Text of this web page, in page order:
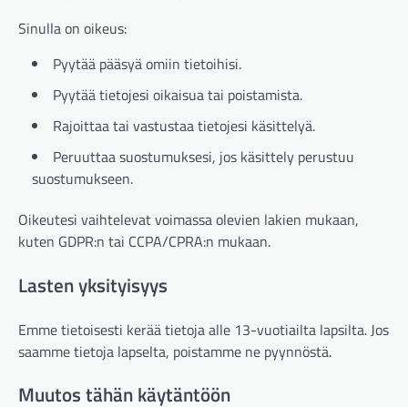
Sinulla on oikeus:
Pyytää pääsyä omiin tietoihisi.
Pyytää tietojesi oikaisua tai poistamista.
Rajoittaa tai vastustaa tietojesi käsittelyä.
Peruuttaa suostumuksesi, jos käsittely perustuu
suostumukseen.
Oikeutesi vaihtelevat voimassa olevien lakien mukaan,
kuten GDPR:n tai CCPA/CPRA:n mukaan.
Lasten yksityisyys
Emme tietoisesti kerää tietoja alle 13-vuotiailta lapsilta. Jos
saamme tietoja lapselta, poistamme ne pyynnöstä.
Muutos tähän käytäntöön